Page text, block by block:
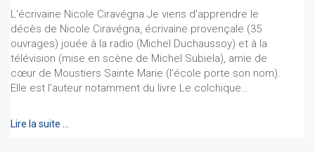
L'écrivaine Nicole Ciravégna Je viens d'apprendre le
décès de Nicole Ciravégna, écrivaine provençale (35
ouvrages) jouée à la radio (Michel Duchaussoy) et à la
télévision (mise en scène de Michel Subiela), amie de
cœur de Moustiers Sainte Marie (l'école porte son nom).
Elle est l'auteur notamment du livre Le colchique…
Lire la suite …